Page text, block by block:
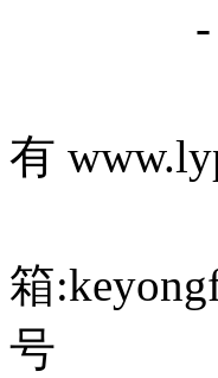
苏州
有
电话
箱
号